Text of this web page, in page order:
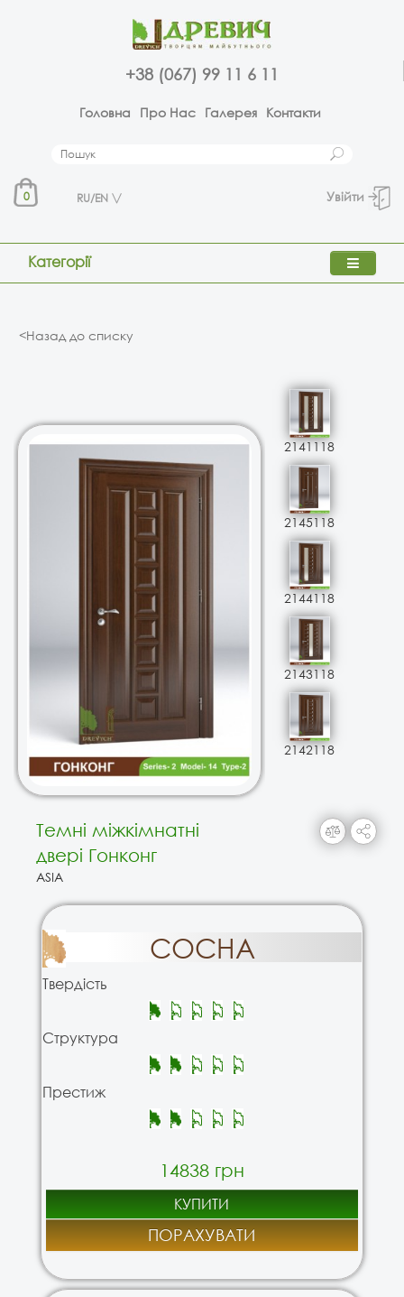
+38 (067) 99 11 6 11
Головна Про Нас Галерея Контакти
0 RU/EN Увійти
Категорії
<Назад до списку
2141118
2145118
2144118
2143118
2142118
Темні міжкімнатні
двері Гонконг
ASIA
СОСНА
Твердість
Структура
Престиж
14838 грн
КУПИТИ
ПОРАХУВАТИ